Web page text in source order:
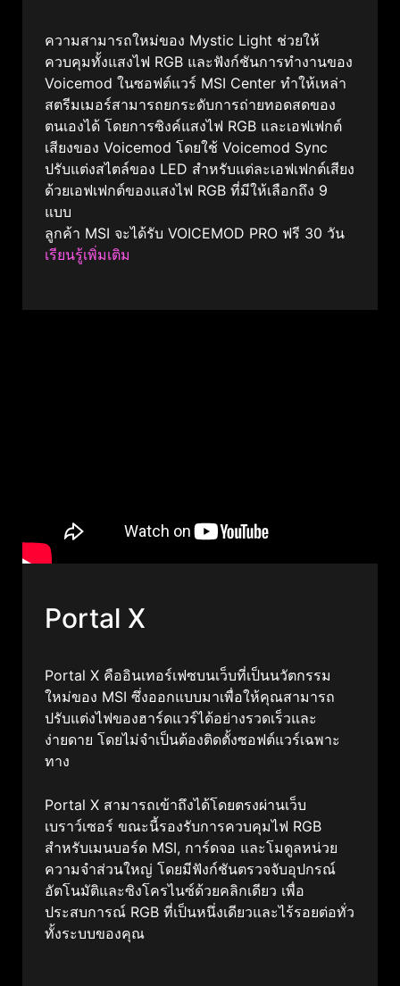
ความสามารถใหม่ของ Mystic Light ช่วยให้
ควบคุมทั้งแสงไฟ RGB และฟังก์ชันการทำงานของ
Voicemod ในซอฟต์แวร์ MSI Center ทำให้เหล่า
สตรีมเมอร์สามารถยกระดับการถ่ายทอดสดของ
ตนเองได้ โดยการซิงค์แสงไฟ RGB และเอฟเฟกต์
เสียงของ Voicemod โดยใช้ Voicemod Sync
ปรับแต่งสไตล์ของ LED สำหรับแต่ละเอฟเฟกต์เสียง
ด้วยเอฟเฟกต์ของแสงไฟ RGB ที่มีให้เลือกถึง 9
แบบ
ลูกค้า MSI จะได้รับ VOICEMOD PRO ฟรี 30 วัน
เรียนรู้เพิ่มเติม
Portal X
Portal X คืออินเทอร์เฟซบนเว็บที่เป็นนวัตกรรม
ใหม่ของ MSI ซึ่งออกแบบมาเพื่อให้คุณสามารถ
ปรับแต่งไฟของฮาร์ดแวร์ได้อย่างรวดเร็วและ
ง่ายดาย โดยไม่จำเป็นต้องติดตั้งซอฟต์แวร์เฉพาะ
ทาง
Portal X สามารถเข้าถึงได้โดยตรงผ่านเว็บ
เบราว์เซอร์ ขณะนี้รองรับการควบคุมไฟ RGB
สำหรับเมนบอร์ด MSI, การ์ดจอ และโมดูลหน่วย
ความจำส่วนใหญ่ โดยมีฟังก์ชันตรวจจับอุปกรณ์
อัตโนมัติและซิงโครไนซ์ด้วยคลิกเดียว เพื่อ
ประสบการณ์ RGB ที่เป็นหนึ่งเดียวและไร้รอยต่อทั่ว
ทั้งระบบของคุณ